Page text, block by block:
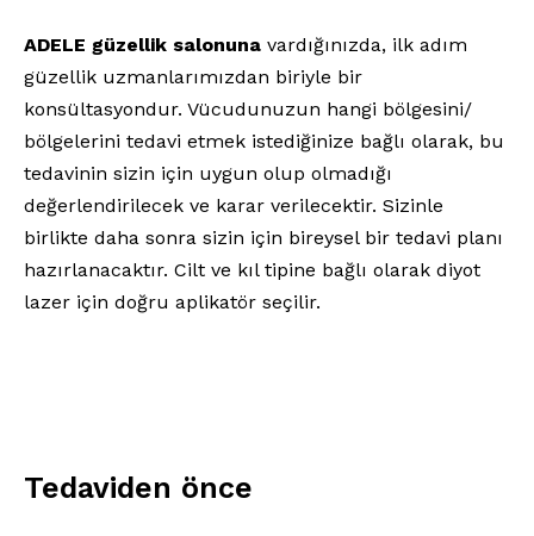
ADELE güzellik salonuna vardığınızda, ilk adım
güzellik uzmanlarımızdan biriyle bir
konsültasyondur. Vücudunuzun hangi bölgesini/
bölgelerini tedavi etmek istediğinize bağlı olarak, bu
tedavinin sizin için uygun olup olmadığı
değerlendirilecek ve karar verilecektir. Sizinle
birlikte daha sonra sizin için bireysel bir tedavi planı
hazırlanacaktır. Cilt ve kıl tipine bağlı olarak diyot
lazer için doğru aplikatör seçilir.
Tedaviden önce